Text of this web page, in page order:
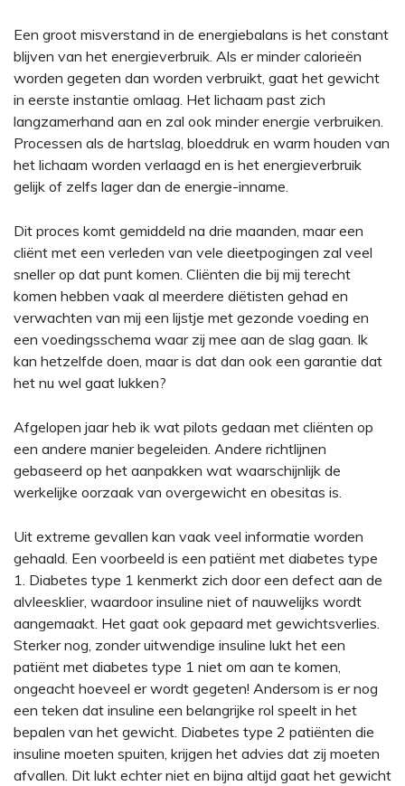
Een groot misverstand in de energiebalans is het constant
blijven van het energieverbruik. Als er minder calorieën
worden gegeten dan worden verbruikt, gaat het gewicht
in eerste instantie omlaag. Het lichaam past zich
langzamerhand aan en zal ook minder energie verbruiken.
Processen als de hartslag, bloeddruk en warm houden van
het lichaam worden verlaagd en is het energieverbruik
gelijk of zelfs lager dan de energie-inname.
Dit proces komt gemiddeld na drie maanden, maar een
cliënt met een verleden van vele dieetpogingen zal veel
sneller op dat punt komen. Cliënten die bij mij terecht
komen hebben vaak al meerdere diëtisten gehad en
verwachten van mij een lijstje met gezonde voeding en
een voedingsschema waar zij mee aan de slag gaan. Ik
kan hetzelfde doen, maar is dat dan ook een garantie dat
het nu wel gaat lukken?
Afgelopen jaar heb ik wat pilots gedaan met cliënten op
een andere manier begeleiden. Andere richtlijnen
gebaseerd op het aanpakken wat waarschijnlijk de
werkelijke oorzaak van overgewicht en obesitas is.
Uit extreme gevallen kan vaak veel informatie worden
gehaald. Een voorbeeld is een patiënt met diabetes type
1. Diabetes type 1 kenmerkt zich door een defect aan de
alvleesklier, waardoor insuline niet of nauwelijks wordt
aangemaakt. Het gaat ook gepaard met gewichtsverlies.
Sterker nog, zonder uitwendige insuline lukt het een
patiënt met diabetes type 1 niet om aan te komen,
ongeacht hoeveel er wordt gegeten! Andersom is er nog
een teken dat insuline een belangrijke rol speelt in het
bepalen van het gewicht. Diabetes type 2 patiënten die
insuline moeten spuiten, krijgen het advies dat zij moeten
afvallen. Dit lukt echter niet en bijna altijd gaat het gewicht